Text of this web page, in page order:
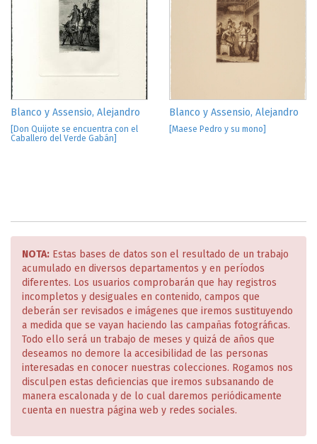
Blanco y Assensio, Alejandro
[Don Quijote se encuentra con el
Caballero del Verde Gabán]
Blanco y Assensio, Alejandro
[Maese Pedro y su mono]
NOTA: Estas bases de datos son el resultado de un trabajo
acumulado en diversos departamentos y en períodos
diferentes. Los usuarios comprobarán que hay registros
incompletos y desiguales en contenido, campos que
deberán ser revisados e imágenes que iremos sustituyendo
a medida que se vayan haciendo las campañas fotográficas.
Todo ello será un trabajo de meses y quizá de años que
deseamos no demore la accesibilidad de las personas
interesadas en conocer nuestras colecciones. Rogamos nos
disculpen estas deficiencias que iremos subsanando de
manera escalonada y de lo cual daremos periódicamente
cuenta en nuestra página web y redes sociales.